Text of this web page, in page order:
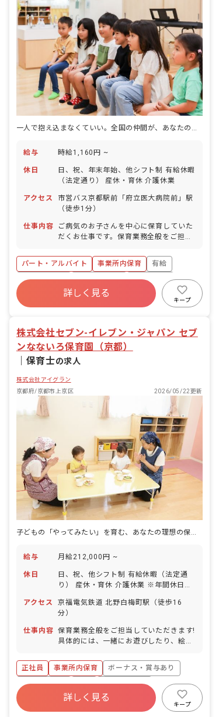
一人で抱え込まなくていい。全国の仲間が、あなたの悩みを解決するヒントに。
給与 時給1,160円 ~
休日
日、祝、年末年始、他シフト制 有給休暇
（法定通り） 産休・育休 介護休業
アクセス
市営バス京都駅前「府立医大病院前」駅
（徒歩1分）
仕事内容
ご病気のお子さんを中心に保育していた
だくお仕事です。保育業務全般をご担当
絵本を読んだり、お食事のサポートやお
昼寝、お着替えなどをお任せします。ご
病気のお子さん中心なので外遊びなどの
機会はほぼなく、なるべく安静にさせて
パート・アルバイト 事業所内保育
有給
福利厚生充実
産休育休制度
未経験歓迎
WEB面接OK
詳しく見る
キープ
株式会社セブン-イレブン・ジャパン セブ
ンなないろ保育園（京都）
保育士の求人
株式会社アイグラン
京都府/京都市上京区
2026/05/22更新
子どもの「やってみたい」を育む、あなたの理想の保育がここで実現
給与 月給212,000円 ~
休日
日、祝、他シフト制 有給休暇（法定通
り） 産休・育休 介護休業 ※年間休日
アクセス
京福電気鉄道 北野白梅町駅（徒歩16
分）
仕事内容 保育業務全般をご担当していただきます!
具体的には、一緒にお遊びしたり、絵本
お昼寝、お着替え、お散歩などをお任せ
します!
正社員 事業所内保育
ボーナス・賞与あり
社会保険完備
有給
福利厚生充実
昇給昇進あり
産休育休制度
詳しく見る
キープ